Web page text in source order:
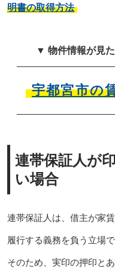
明書の取得方法
▼ 物件情報が見
宇都宮市の
連帯保証人が
い場合
連帯保証人は、借主が家
履行する義務を負う立場で
そのため、実印の押印と